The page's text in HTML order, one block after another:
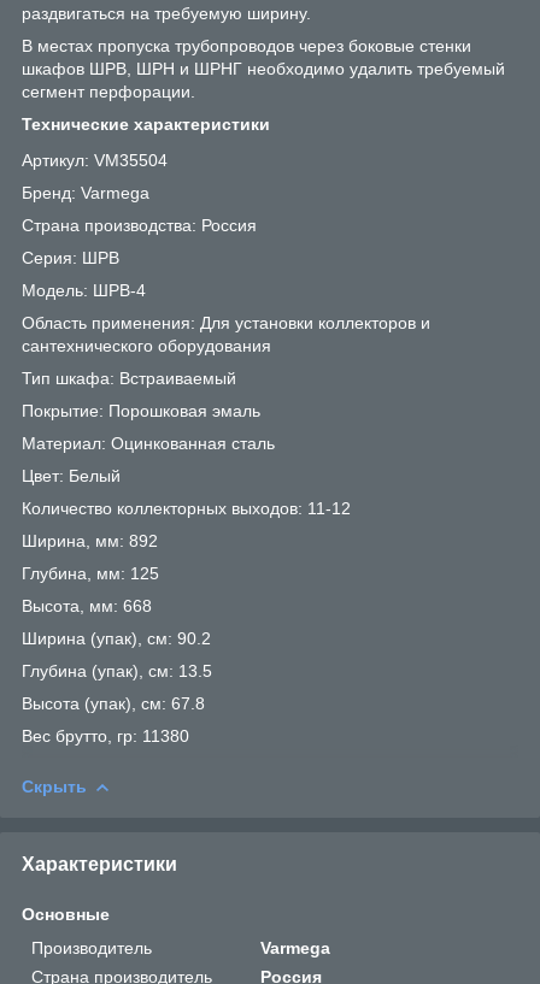
раздвигаться на требуемую ширину.
В местах пропуска трубопроводов через боковые стенки
шкафов ШРВ, ШРН и ШРНГ необходимо удалить требуемый
сегмент перфорации.
Технические характеристики
Артикул: VM35504
Бренд: Varmega
Страна производства: Россия
Серия: ШРВ
Модель: ШРВ-4
Область применения: Для установки коллекторов и
сантехнического оборудования
Тип шкафа: Встраиваемый
Покрытие: Порошковая эмаль
Материал: Оцинкованная сталь
Цвет: Белый
Количество коллекторных выходов: 11-12
Ширина, мм: 892
Глубина, мм: 125
Высота, мм: 668
Ширина (упак), см: 90.2
Глубина (упак), см: 13.5
Высота (упак), см: 67.8
Вес брутто, гр: 11380
Скрыть
Характеристики
Основные
Производитель
Varmega
Страна производитель
Россия